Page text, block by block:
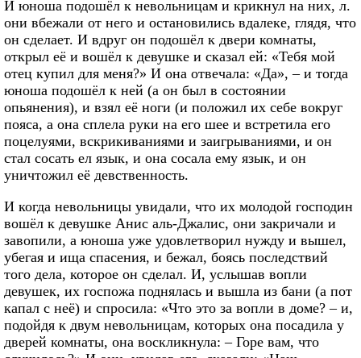
И юноша подошёл к невольницам и крикнул на них, л.
они вбежали от него и остановились вдалеке, глядя, что
он сделает. И вдруг он подошёл к двери комнаты,
открыл её и вошёл к девушке и сказал ей: «Тебя мой
отец купил для меня?» И она отвечала: «Да», – и тогда
юноша подошёл к ней (а он был в состоянии
опьянения), и взял её ноги (и положил их себе вокруг
пояса, а она сплела руки на его шее и встретила его
поцелуями, вскрикиваниями и заигрываниями, и он
стал сосать ел язык, и она сосала ему язык, и он
уничтожил её девственность.
И когда невольницы увидали, что их молодой господин
вошёл к девушке Анис аль-Джалис, они закричали и
завопили, а юноша уже удовлетворил нужду и вышел,
убегая и ища спасения, и бежал, боясь последствий
того дела, которое он сделал. И, услышав вопли
девушек, их госпожа поднялась и вышла из бани (а пот
капал с неё) и спросила: «Что это за вопли в доме? – и,
подойдя к двум невольницам, которых она посадила у
дверей комнаты, она воскликнула: – Горе вам, что